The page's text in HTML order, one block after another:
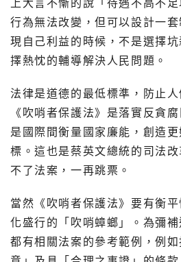
上大言不慚的說「待遇不高不
行為無法改變，但可以設計一
現自己利益的時候，不是選擇
擇熱忱的輔導解決人民問題。
法律是道德的最低標準，防止人
《吹哨者保護法》是落實反貪
是國際間衡量國家廉能，創造
標。這也是蔡英文總統的司法
不了法案，一再跳票。
當然《吹哨者保護法》要有衡
化盛行的「吹哨蟑螂」。為彌
都有相關法案的參考範例，例